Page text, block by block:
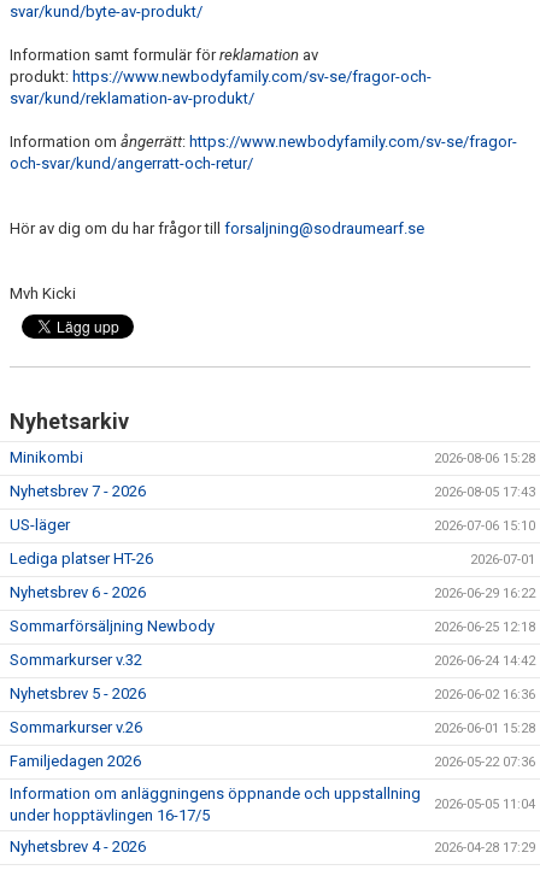
svar/kund/byte-av-produkt/
Information samt formulär förreklamation av
produkt: https://www.newbodyfamily.com/sv-se/fragor-och-
svar/kund/reklamation-av-produkt/
Information om ångerrätt: https://www.newbodyfamily.com/sv-se/fragor-
och-svar/kund/angerratt-och-retur/
Hör av dig om du har frågor till forsaljning@sodraumearf.se
Mvh Kicki
Nyhetsarkiv
Minikombi 2026-08-06 15:28
Nyhetsbrev 7 - 2026 2026-08-05 17:43
US-läger 2026-07-06 15:10
Lediga platser HT-26 2026-07-01
Nyhetsbrev 6 - 2026 2026-06-29 16:22
Sommarförsäljning Newbody 2026-06-25 12:18
Sommarkurser v.32 2026-06-24 14:42
Nyhetsbrev 5 - 2026 2026-06-02 16:36
Sommarkurser v.26 2026-06-01 15:28
Familjedagen 2026 2026-05-22 07:36
Information om anläggningens öppnande och uppstallning
under hopptävlingen 16-17/5
2026-05-05 11:04
Nyhetsbrev 4 - 2026 2026-04-28 17:29